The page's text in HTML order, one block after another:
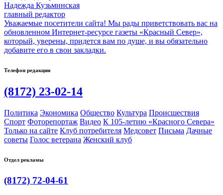
Надежда Кузьминская
главный редактор
Уважаемые посетители сайта! Мы рады приветствовать вас на
обновленном Интернет-ресурсе газеты «Красный Север»,
который, уверены, придется вам по душе, и вы обязательно
добавите его в свои закладки.
Телефон редакции
(8172) 23-02-14
Политика Экономика Общество Культура Происшествия
Спорт Фоторепортаж Видео К 105-летию «Красного Севера»
Только на сайте Клуб потребителя Медсовет Письма Дачные
советы Голос ветерана Женский клуб
Отдел рекламы
(8172) 72-04-61